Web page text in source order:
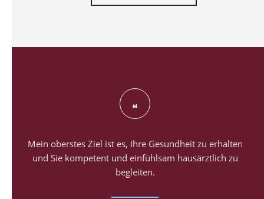
Mein oberstes Ziel ist es, Ihre Gesundheit zu erhalten
und Sie kompetent und einfühlsam hausärztlich zu
begleiten.